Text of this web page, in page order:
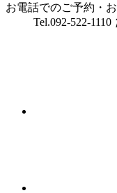
お電話でのご予約・
Tel.092-522-1110